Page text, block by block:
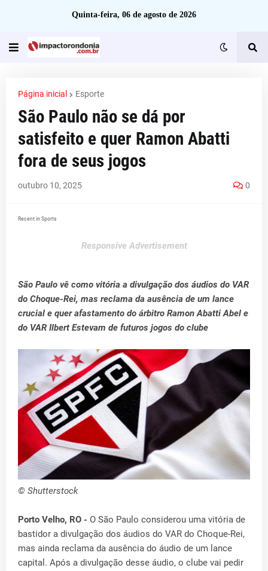
Quinta-feira, 06 de agosto de 2026
Página inicial Esporte
São Paulo não se dá por
satisfeito e quer Ramon Abatti
fora de seus jogos
outubro 10, 2025 0
Recent in Sports
Responsive Advertisement
São Paulo vê como vitória a divulgação dos áudios do VAR
do Choque-Rei, mas reclama da ausência de um lance
crucial e quer afastamento do árbitro Ramon Abatti Abel e
do VAR Ilbert Estevam de futuros jogos do clube
© Shutterstock
Porto Velho, RO - O São Paulo considerou uma vitória de
bastidor a divulgação dos áudios do VAR do Choque-Rei,
mas ainda reclama da ausência do áudio de um lance
capital. Após a divulgação desse áudio, o clube vai pedir